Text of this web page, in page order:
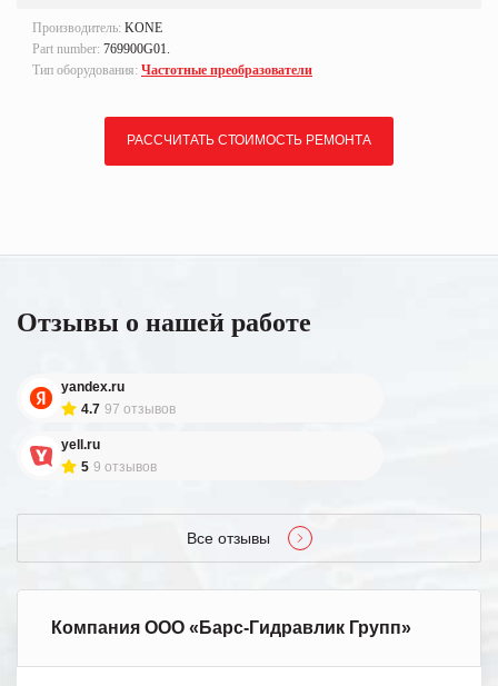
Производитель: KONE
Part number: 769900G01.
Тип оборудования: Частотные преобразователи
РАССЧИТАТЬ СТОИМОСТЬ РЕМОНТА
Отзывы о нашей работе
yandex.ru
4.7 97 отзывов
yell.ru
5 9 отзывов
Все отзывы
Компания ООО «Барс-Гидравлик Групп»